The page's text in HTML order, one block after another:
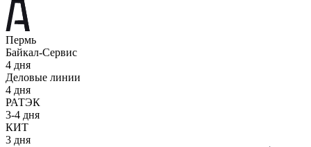
Пермь
Байкал-Сервис
4 дня
Деловые линии
4 дня
РАТЭК
3-4 дня
КИТ
3 дня